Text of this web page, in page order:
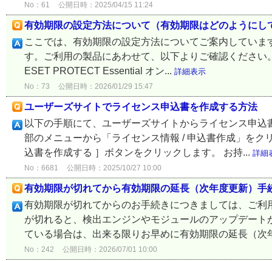
No：61 公開日時：2025/04/15 11:24
有効期限の設定方法について（有効期限はどのようにし
ここでは、有効期限の設定方法についてご案内してい
す。ご利用の製品にあわせて、以下よりご確認くださ
ESET PROTECT Essential オン... 詳細表示
No：73 公開日時：2026/01/29 15:47
ユーザーズサイトでライセンス申込書を作成する方法
以下の手順にて、ユーザーズサイトからライセンス申
部のメニューから「ライセンス情報 / 申込書作成」を
込書を作成する ］ボタンをクリックします。 お持... 詳細
No：6681 公開日時：2025/10/27 10:00
有効期限が切れてから有効期限の延長（次年度更新）
有効期限が切れてからのお手続きにつきましては、ご
が切れると、検出エンジンやモジュールのアップデー
ている場合は、出来る限りお早めに有効期限の延長（
No：242 公開日時：2026/07/01 10:00